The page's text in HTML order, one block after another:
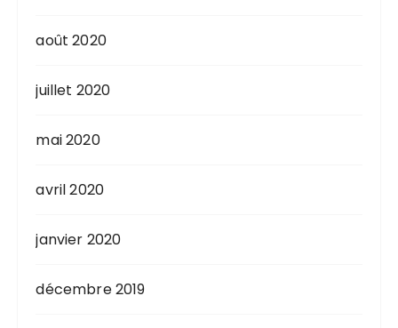
août 2020
juillet 2020
mai 2020
avril 2020
janvier 2020
décembre 2019